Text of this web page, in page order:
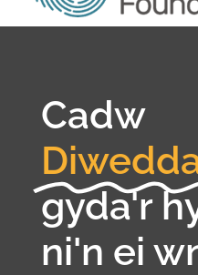
Cadw
gyda'r
ni'n ei